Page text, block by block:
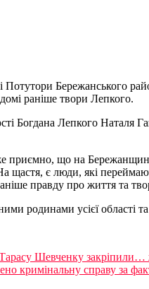
Бережанського
раніше твори Лепкого.
Богдана Лепкого
що на Бережанщині
щастя, є люди, які
правду про життя та
родинами усієї області
Шевченку закріпили…
кримінальну справу за